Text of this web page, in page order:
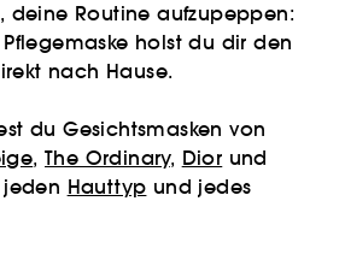
deine Routine aufzupeppen:
holst du dir den
nach Hause.
du Gesichtsmasken von
,The Ordinary, Dior und
Hauttyp und jedes